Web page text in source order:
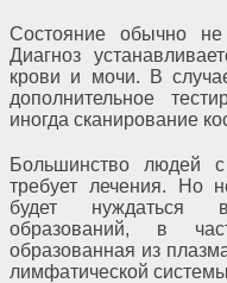
Состояние обычно
Диагноз
крови и мочи. В
дополнительное
иногда сканирование
Большинство людей
требует лечения. Но
будет нуждаться
образований, в
образованная из
лимфатической